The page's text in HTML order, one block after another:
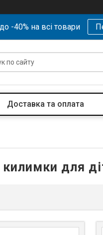
-40% на всі товари
Доставка та оплата
килимки для